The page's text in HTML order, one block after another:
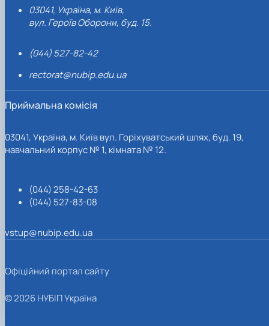
03041, Україна, м. Київ,
вул. Героїв Оборони, буд. 15.
(044) 527-82-42
rectorat@nubip.edu.ua
Приймальна комісія
03041, Україна, м. Київ вул. Горіхуватський шлях, буд. 19,
навчальний корпус № 1, кімната № 12.
(044) 258-42-63
(044) 527-83-08
vstup@nubip.edu.ua
Офіційний портал сайту
© 2026 НУБІП Україна